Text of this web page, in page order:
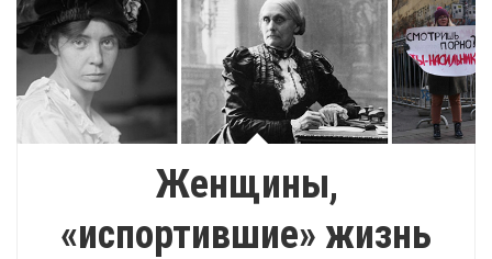
Женщины,
«испортившие» жизнь